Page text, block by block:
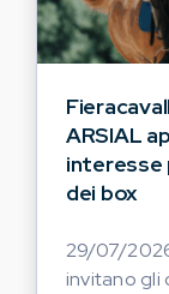
ARSIAL
interesse
dei box
29/07/
invitano gli